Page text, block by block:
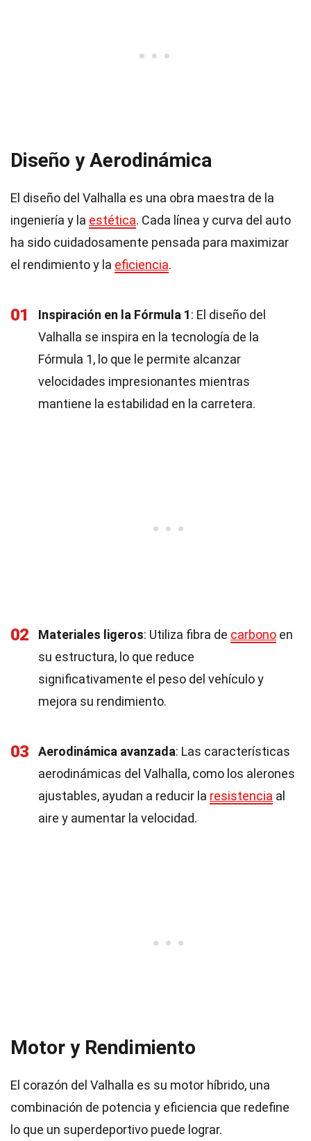
Diseño y Aerodinámica
El diseño del Valhalla es una obra maestra de la
ingeniería y la estética. Cada línea y curva del auto
ha sido cuidadosamente pensada para maximizar
el rendimiento y la eficiencia.
01 Inspiración en la Fórmula 1: El diseño del
Valhalla se inspira en la tecnología de la
Fórmula 1, lo que le permite alcanzar
velocidades impresionantes mientras
mantiene la estabilidad en la carretera.
02 Materiales ligeros: Utiliza fibra de carbono en
su estructura, lo que reduce
significativamente el peso del vehículo y
mejora su rendimiento.
03 Aerodinámica avanzada: Las características
aerodinámicas del Valhalla, como los alerones
ajustables, ayudan a reducir la resistencia al
aire y aumentar la velocidad.
Motor y Rendimiento
El corazón del Valhalla es su motor híbrido, una
combinación de potencia y eficiencia que redefine
lo que un superdeportivo puede lograr.